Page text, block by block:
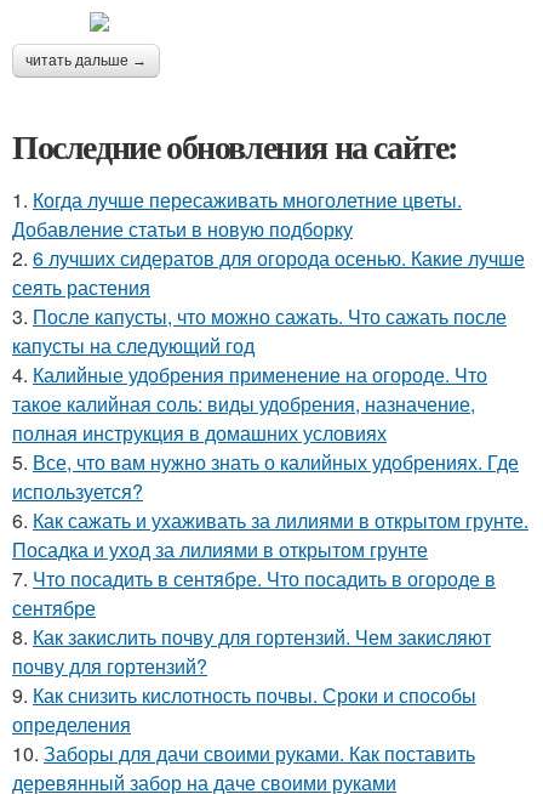
читать дальше →
Последние обновления на сайте:
1. Когда лучше пересаживать многолетние цветы.
Добавление статьи в новую подборку
2. 6 лучших сидератов для огорода осенью. Какие лучше
сеять растения
3. После капусты, что можно сажать. Что сажать после
капусты на следующий год
4. Калийные удобрения применение на огороде. Что
такое калийная соль: виды удобрения, назначение,
полная инструкция в домашних условиях
5. Все, что вам нужно знать о калийных удобрениях. Где
используется?
6. Как сажать и ухаживать за лилиями в открытом грунте.
Посадка и уход за лилиями в открытом грунте
7. Что посадить в сентябре. Что посадить в огороде в
сентябре
8. Как закислить почву для гортензий. Чем закисляют
почву для гортензий?
9. Как снизить кислотность почвы. Сроки и способы
определения
10. Заборы для дачи своими руками. Как поставить
деревянный забор на даче своими руками